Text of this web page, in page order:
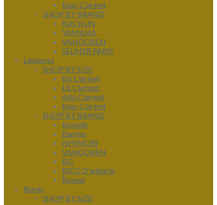
Bass Clarinet
SHOP BY BRAND
BACKUN
YAMAHA
VANDOREN
SELMER PARIS
Ligatures
SHOP BY SIZE
Bb Clarinet
Eb Clarinet
Alto Clarinet
Bass Clarinet
SHOP BY BRAND
Bonade
Bambu
ISHIMORI
VANDOREN
BG
RICO D'addario
Rovner
Reeds
SHOP BY SIZE